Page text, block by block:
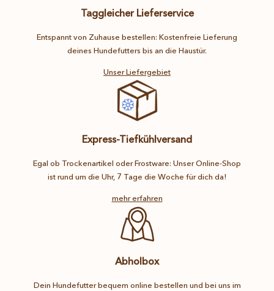
Taggleicher Lieferservice
Entspannt von Zuhause bestellen: Kostenfreie Lieferung
deines Hundefutters bis an die Haustür.
Unser Liefergebiet
Express-Tiefkühlversand
Egal ob Trockenartikel oder Frostware: Unser Online-Shop
ist rund um die Uhr, 7 Tage die Woche für dich da!
mehr erfahren
Abholbox
Dein Hundefutter bequem online bestellen und bei uns im